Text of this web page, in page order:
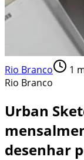
Rio Branco 1
Rio Branco
Urban
desenhar